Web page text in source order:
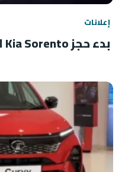
إعلانات
بدء حجز Kia Sorento الهجينة في الهند